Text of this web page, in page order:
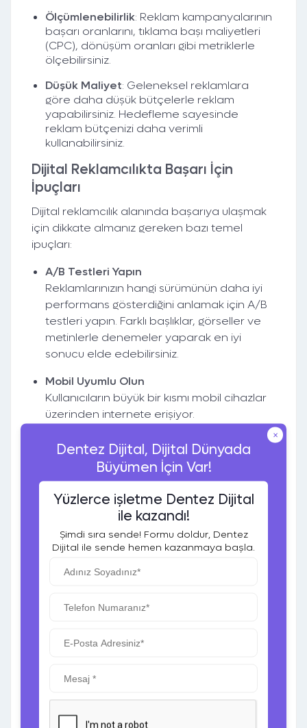
Ölçümlenebilirlik: Reklam kampanyalarının
başarı oranlarını, tıklama başı maliyetleri
(CPC), dönüşüm oranları gibi metriklerle
ölçebilirsiniz.
Düşük Maliyet: Geleneksel reklamlara
göre daha düşük bütçelerle reklam
yapabilirsiniz. Hedefleme sayesinde
reklam bütçenizi daha verimli
kullanabilirsiniz.
Dijital Reklamcılıkta Başarı İçin
İpuçları
Dijital reklamcılık alanında başarıya ulaşmak
için dikkate almanız gereken bazı temel
ipuçları:
A/B Testleri Yapın
Reklamlarınızın hangi sürümünün daha iyi
performans gösterdiğini anlamak için A/B
testleri yapın. Farklı başlıklar, görseller ve
metinlerle denemeler yaparak en iyi
sonucu elde edebilirsiniz.
Mobil Uyumlu Olun
Kullanıcıların büyük bir kısmı mobil cihazlar
üzerinden internete erişiyor.
dikkat edin.
Dönüşüm Takibi Yapın
Reklamlarınızın amacına ulaşıp
ulaşmadığını görmek için dönüşüm takibi
yapın. Google Analytics gibi araçlar
kullanarak kampanyalarınızın başarısını
ölçebilirsiniz.
Görseller, reklamınızın tıklanabilirliğini
özen gösterin.
Görsel ve Video İçeriklerinizi Nasıl
Kullanabilirsiniz?
Dijital reklamların etkisini artırmak için görsel
×
Dentez Dijital, Dijital Dünyada
Büyümen İçin Var!
Yüzlerce işletme Dentez Dijital
ile kazandı!
Şimdi sıra sende! Formu doldur, Dentez
Dijital ile sende hemen kazanmaya başla.